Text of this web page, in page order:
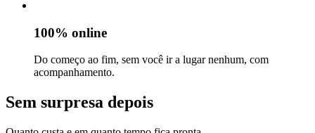
100% online
Do começo ao fim, sem você ir a lugar nenhum, com
acompanhamento.
Sem surpresa depois